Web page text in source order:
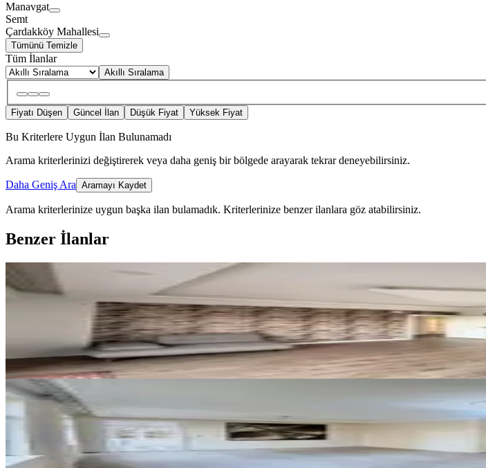
Manavgat
Semt
Çardakköy Mahallesi
Tümünü Temizle
Tüm İlanlar
Akıllı Sıralama
Fiyatı Düşen Güncel İlan Düşük Fiyat Yüksek Fiyat
Bu Kriterlere Uygun İlan Bulunamadı
Arama kriterlerinizi değiştirerek veya daha geniş bir bölgede arayarak tekrar deneyebilirsiniz.
Daha Geniş Ara Aramayı Kaydet
Arama kriterlerinize uygun başka ilan bulamadık. Kriterlerinize benzer ilanlara göz atabilirsiniz.
Benzer İlanlar
Ilıcada 2+1 Havuzlu Ayrı Mutfaklı Daire
Manavgat, Ilıca Mahallesi
2+1·95 m²·Yüksek giriş·12.04.2026
39.000 ₺
YENİ
Manavgat Aydınevler Mahallesi'de Kiralık 3+1 Daire
Manavgat, Aydınevler Mahallesi
3+1·148 m²·1. Kat·07.08.2026